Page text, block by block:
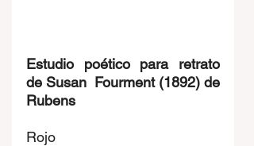
Estudio poético para retrato
de Susan  Fourment (1892) de
Rubens
Rojo